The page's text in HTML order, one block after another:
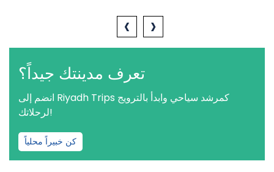
‹ ›
تعرف مدينتك جيداً؟
انضم إلى Riyadh Trips كمرشد سياحي وابدأ بالترويج
لرحلاتك!
كن خبيراً محلياً